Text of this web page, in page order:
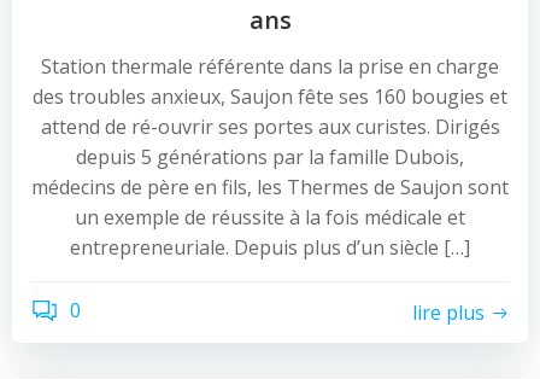
ans
Station thermale référente dans la prise en charge
des troubles anxieux, Saujon fête ses 160 bougies et
attend de ré-ouvrir ses portes aux curistes. Dirigés
depuis 5 générations par la famille Dubois,
médecins de père en fils, les Thermes de Saujon sont
un exemple de réussite à la fois médicale et
entrepreneuriale. Depuis plus d’un siècle […]
0 lire plus